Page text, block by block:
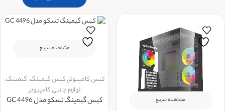
مشاهده سریع
مشاهده سریع
کیس کامپیوتر,کیس گیمینگ,گیمینگ,
لوازم جانبی کامپیوتر
کیس گیمینگ تسکو مدل GC 4496